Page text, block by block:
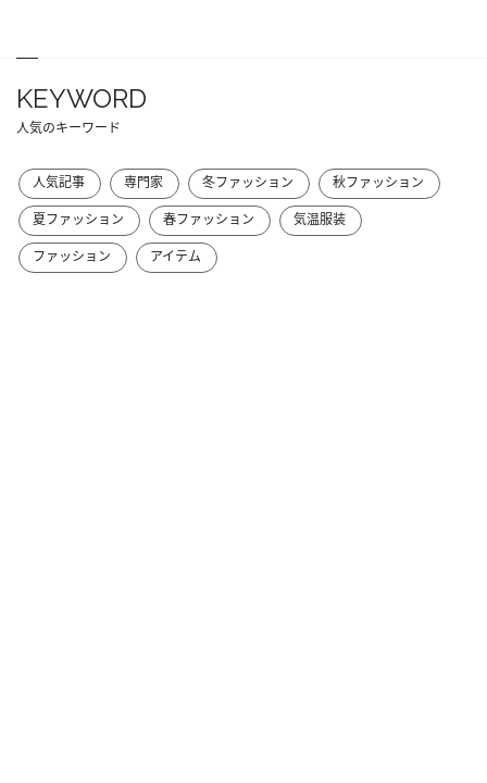
KEYWORD
人気のキーワード
人気記事 専門家 冬ファッション
秋ファッション
夏ファッション
春ファッション
気温服装
ファッション
アイテム